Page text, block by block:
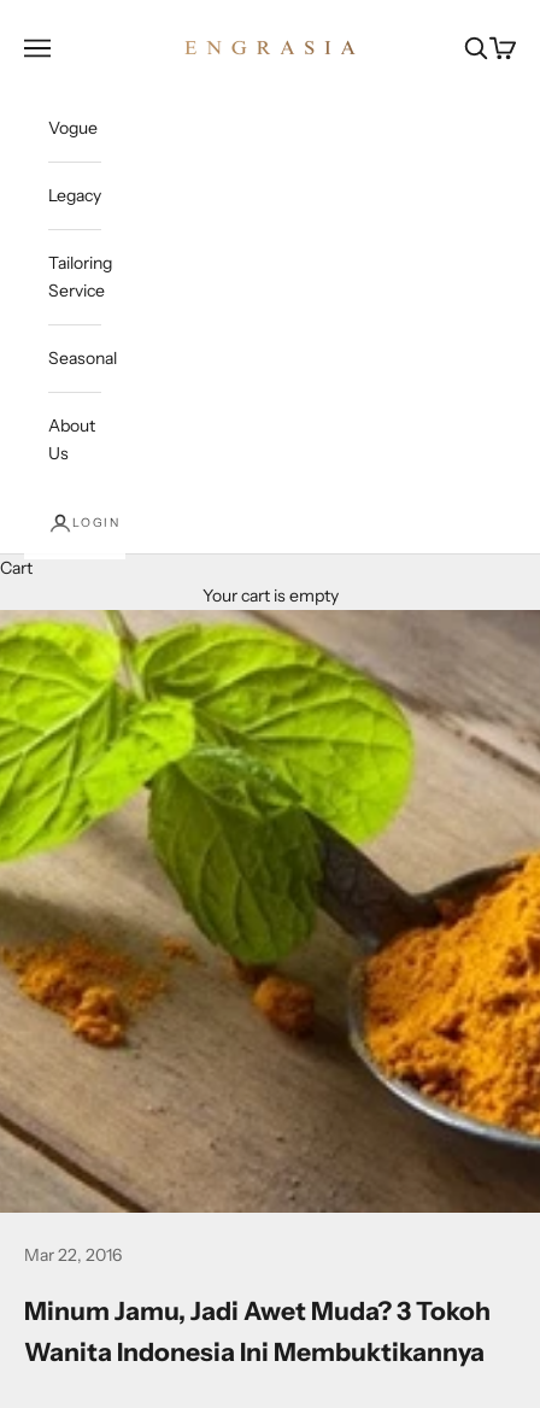
Open navigation menu OpenOpen
Vogue
Legacy
Tailoring
Service
Seasonal
About
Us
LOGIN
Cart
Your cart is empty
Mar 22, 2016
Minum Jamu, Jadi Awet Muda? 3 Tokoh
Wanita Indonesia Ini Membuktikannya